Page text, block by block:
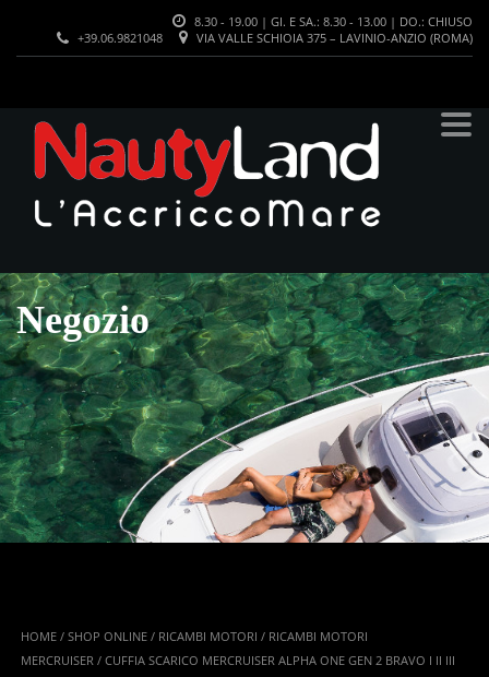
8.30 - 19.00 | GI. E SA.: 8.30 - 13.00 | DO.: CHIUSO
VIA VALLE SCHIOIA 375 – LAVINIO-ANZIO (ROMA)
+39.06.9821048
Negozio
HOME / SHOP ONLINE / RICAMBI MOTORI / RICAMBI MOTORI
MERCRUISER / CUFFIA SCARICO MERCRUISER ALPHA ONE GEN 2 BRAVO I II III